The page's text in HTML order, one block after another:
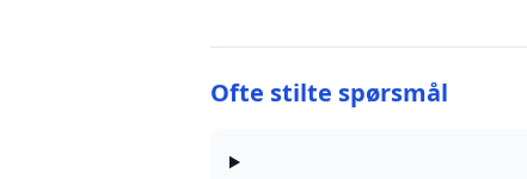
Ofte stilte spørsmål